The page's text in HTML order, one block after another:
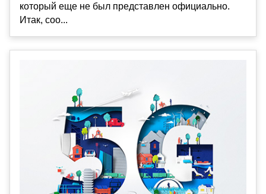
который еще не был представлен официально.
Итак, соо...